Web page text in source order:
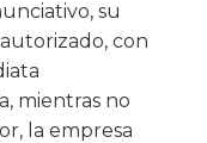
su
con
mientras no
la empresa